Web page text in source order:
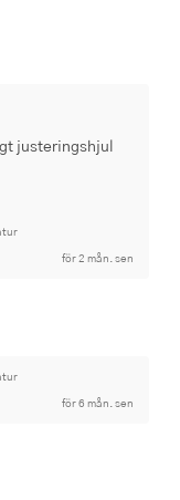
justeringshjul
för 2 mån. sen
för 6 mån. sen